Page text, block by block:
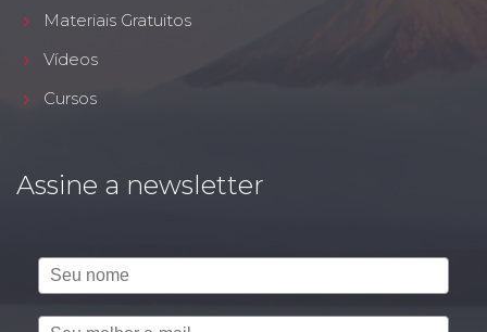
Materiais Gratuitos
Vídeos
Cursos
Assine a newsletter